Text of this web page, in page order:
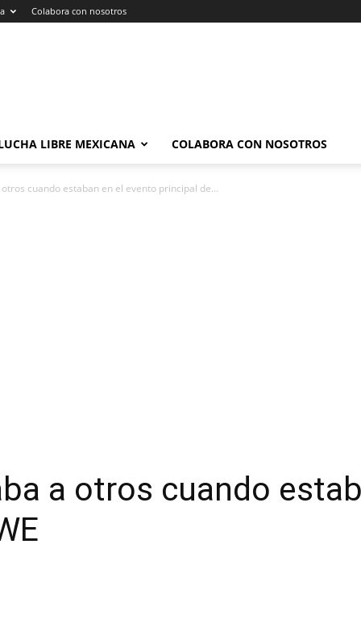
Colabora con nosotros
LIBRE MEXICANA COLABORA CON NOSOTROS
cuando estaban en el evento principal de...
a otros cuando